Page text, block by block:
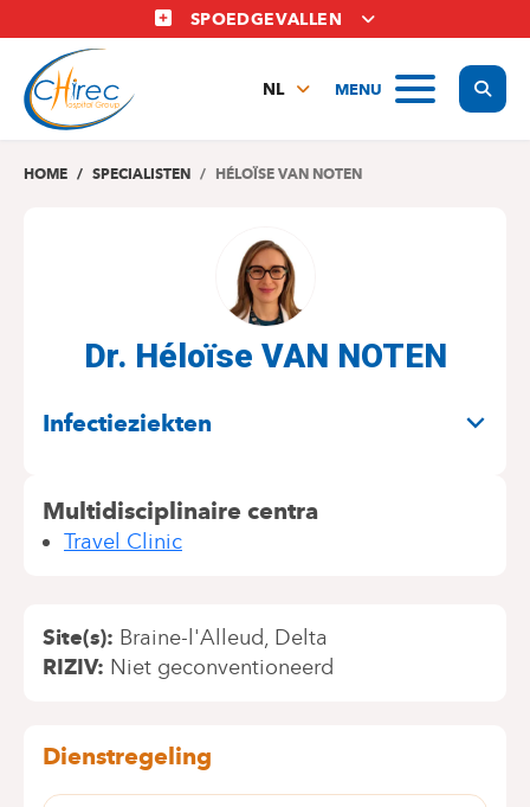
en
naar
inhoud
SPOEDGEVALLEN
MENU
NL
EN
HOME SPECIALISTEN HÉLOÏSE VAN NOTEN
Dr. Héloïse VAN NOTEN
Infectieziekten
Multidisciplinaire centra
Travel Clinic
Site(s) Braine-l'Alleud Delta
RIZIV Niet geconventioneerd
Dienstregeling